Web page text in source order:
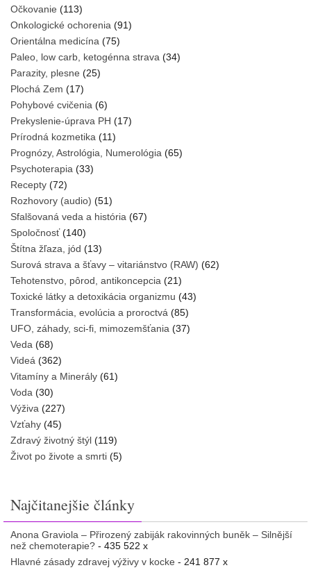
Očkovanie (113)
Onkologické ochorenia (91)
Orientálna medicína (75)
Paleo, low carb, ketogénna strava (34)
Parazity, plesne (25)
Plochá Zem (17)
Pohybové cvičenia (6)
Prekyslenie-úprava PH (17)
Prírodná kozmetika (11)
Prognózy, Astrológia, Numerológia (65)
Psychoterapia (33)
Recepty (72)
Rozhovory (audio) (51)
Sfalšovaná veda a história (67)
Spoločnosť(140)
Štítna žľaza, jód (13)
Surová strava a šťavy – vitariánstvo (RAW) (62)
Tehotenstvo, pôrod, antikoncepcia (21)
Toxické látky a detoxikácia organizmu (43)
Transformácia, evolúcia a proroctvá (85)
UFO, záhady, sci-fi, mimozemšťania (37)
Veda (68)
Videá (362)
Vitamíny a Minerály (61)
Voda (30)
Výživa (227)
Vzťahy (45)
Zdravý životný štýl (119)
Život po živote a smrti (5)
Najčitanejšie články
Anona Graviola – Přirozený zabiják rakovinných buněk – Silnější
než chemoterapie? - 435 522 x
Hlavné zásady zdravej výživy v kocke - 241 877 x